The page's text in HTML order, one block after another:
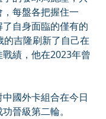
每盤各把握住一
自身面臨的僅有的
的吉隆刷新了自己在
績，他在2023年曾
國外卡組合在今日
晉級第二輪。